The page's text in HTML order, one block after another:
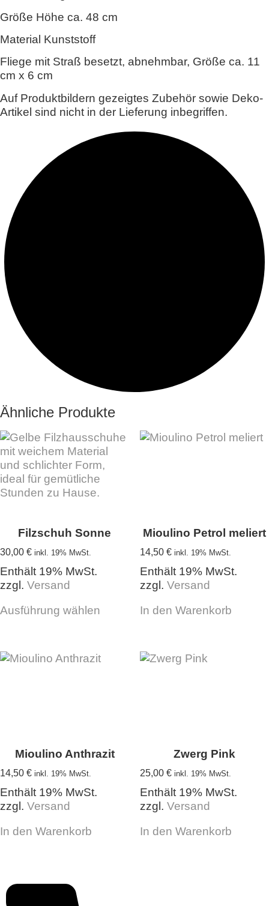
Größe Höhe ca. 48 cm
Material Kunststoff
Fliege mit Straß besetzt, abnehmbar, Größe ca. 11
cm x 6 cm
Auf Produktbildern gezeigtes Zubehör sowie Deko-
Artikel sind nicht in der Lieferung inbegriffen.
Ähnliche Produkte
Filzschuh Sonne
30,00 € inkl. 19% MwSt.
Enthält 19% MwSt.
zzgl. Versand
Ausführung wählen
Varianten
Produktseite
Mioulino Petrol meliert
14,50 € inkl. 19% MwSt.
Enthält 19% MwSt.
zzgl. Versand
In den Warenkorb
Mioulino Anthrazit
14,50 € inkl. 19% MwSt.
Enthält 19% MwSt.
zzgl. Versand
In den Warenkorb
Zwerg Pink
25,00 € inkl. 19% MwSt.
Enthält 19% MwSt.
zzgl. Versand
In den Warenkorb